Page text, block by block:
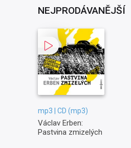
NEJPRODÁVANĚJŠÍ
mp3 | CD (mp3)
Václav Erben:
Pastvina zmizelých